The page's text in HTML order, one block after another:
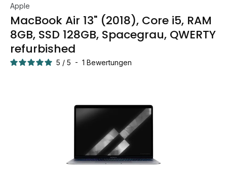
Apple
MacBook Air 13" (2018), Core i5, RAM
8GB, SSD 128GB, Spacegrau, QWERTY
refurbished
5 / 5 - 1 Bewertungen